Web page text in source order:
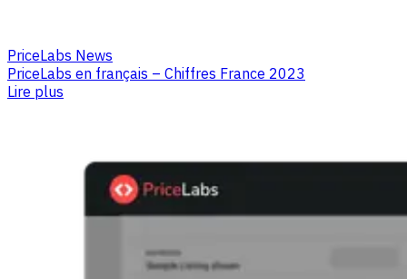
PriceLabs News
PriceLabs en français – Chiffres France 2023
Lire plus